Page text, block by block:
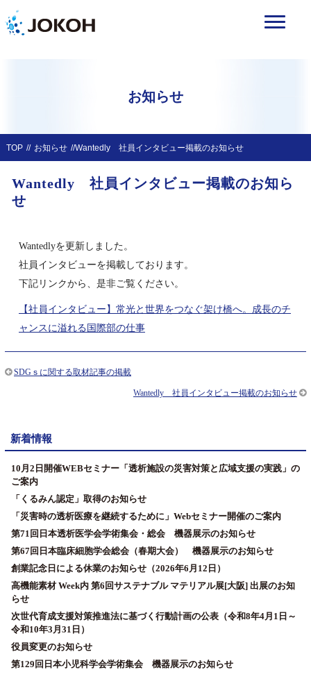
お知らせ
TOP お知らせ Wantedly 社員インタビュー掲載のお知らせ
Wantedly 社員インタビュー掲載のお知ら
せ
Wantedlyを更新しました。
社員インタビューを掲載しております。
下記リンクから、是非ご覧ください。
【社員インタビュー】常光と世界をつなぐ架け橋へ。成長のチ
ャンスに溢れる国際部の仕事
SDGｓに関する取材記事の掲載
Wantedly 社員インタビュー掲載のお知らせ
新着情報
10月2日開催WEBセミナー「透析施設の災害対策と広域支援の実践」の
ご案内
「くるみん認定」取得のお知らせ
「災害時の透析医療を継続するために」Webセミナー開催のご案内
第71回日本透析医学会学術集会・総会 機器展示のお知らせ
第67回日本臨床細胞学会総会（春期大会） 機器展示のお知らせ
創業記念日による休業のお知らせ（2026年6月12日）
高機能素材 Week内 第6回サステナブル マテリアル展[大阪] 出展のお知
らせ
次世代育成支援対策推進法に基づく行動計画の公表（令和8年4月1日～
令和10年3月31日）
役員変更のお知らせ
第129回日本小児科学会学術集会 機器展示のお知らせ